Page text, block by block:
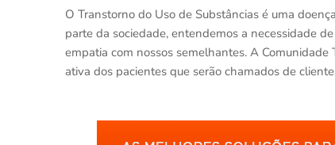
O Transtorno do Uso de Substâncias é uma
parte da sociedade, entendemos a necessidade
empatia com nossos semelhantes. A
ativa dos pacientes que serão chamados de